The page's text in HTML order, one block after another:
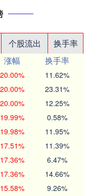
个股流出
换手率
涨幅
换手率
20.00% 11.62%
20.00% 23.31%
20.00% 12.25%
19.99% 0.58%
19.98% 11.95%
17.51% 11.39%
17.36% 6.47%
17.36% 14.66%
15.58% 9.26%